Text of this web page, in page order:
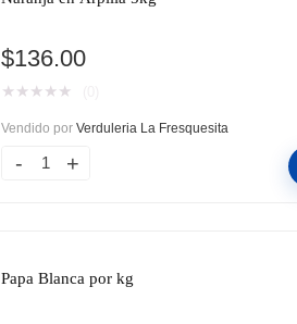
$136.00
★ ★ ★ ★ ★
Vendido por Verduleria La Fresquesita
Papa Blanca por kg